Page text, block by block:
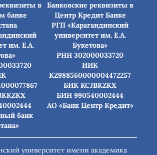
в
банке
им. Е.А.
банк
Банковские реквизиты в
Центр Кредит Банке
РГП «Карагандинский
университет им. Е.А.
Букетова»
РНН 302000033720
ИИК
KZ988560000004472257
БИК КСJBKZKX
БИН 990540002444
АО «Банк Центр Кредит»
университет имени академика